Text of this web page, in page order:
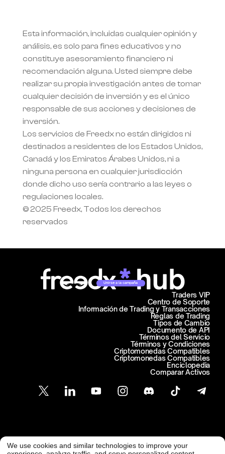
Esta información, incluidas cualquier opinión y
análisis, es solo para fines educativos y no
constituye asesoramiento financiero ni
recomendación alguna. Usted siempre debe
realizar su propia investigación antes de tomar
cualquier decisión de inversión y es el único
responsable de sus acciones y decisiones de
inversión.
Los servicios de Freedx no están dirigidos ni
destinados a residentes de los Estados Unidos,
Canadá y los Emiratos Árabes Unidos, ni a
ninguna persona en cualquier jurisdicción
donde dicho uso sería contrario a las leyes o
regulaciones locales.
© 2025 Freedx, Todos los derechos
reservados
Unirse a la campaña
Centro de Soporte
Información de Trading y Transacciones
Traders VIP
Reglas de Trading
Tipos de Cambio
Documento de API
Términos del Servicio
Términos y Condiciones
Criptomonedas Compatibles
Criptomonedas Compatibles
Enciclopedia
Comparar Activos
Atención al Cliente
support@freedx.com
We use cookies and similar technologies to improve your